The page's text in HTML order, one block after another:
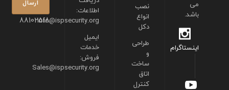
88102518
اطلاعات:
info@ispsecurity.org
ایمیل
خدمات
فروش:
Sales@ispsecurity.org
نصب
انواع
دکل
طراحی
و
ساخت
اتاق
کنترل
می
باشد.
اینستاگرام